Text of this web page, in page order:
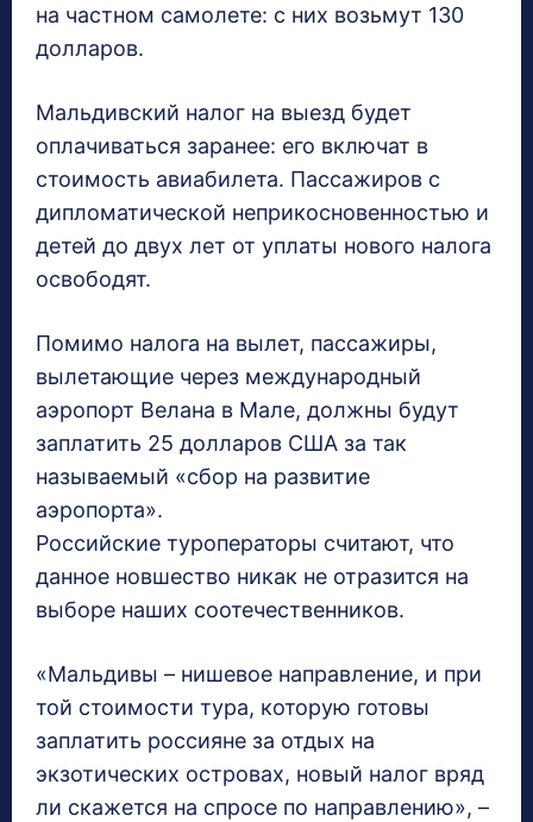
на частном самолете: с них возьмут 130
долларов.
Мальдивский налог на выезд будет
оплачиваться заранее: его включат в
стоимость авиабилета. Пассажиров с
дипломатической неприкосновенностью и
детей до двух лет от уплаты нового налога
освободят.
Помимо налога на вылет, пассажиры,
вылетающие через международный
аэропорт Велана в Мале, должны будут
заплатить 25 долларов США за так
называемый «сбор на развитие
аэропорта».
Российские туроператоры считают, что
данное новшество никак не отразится на
выборе наших соотечественников.
«Мальдивы – нишевое направление, и при
той стоимости тура, которую готовы
заплатить россияне за отдых на
экзотических островах, новый налог вряд
ли скажется на спросе по направлению», –